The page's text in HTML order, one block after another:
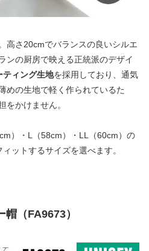
高さ20cmでバランスの良いシルエ
ンの厨房で映える正統派のデザイ
ティング生地を採用しており、通気
めの生地で軽く作られているた
をかけません。
）・L（58cm）・LL（60cm）の
ットするサイズを選べます。
（FA9673）